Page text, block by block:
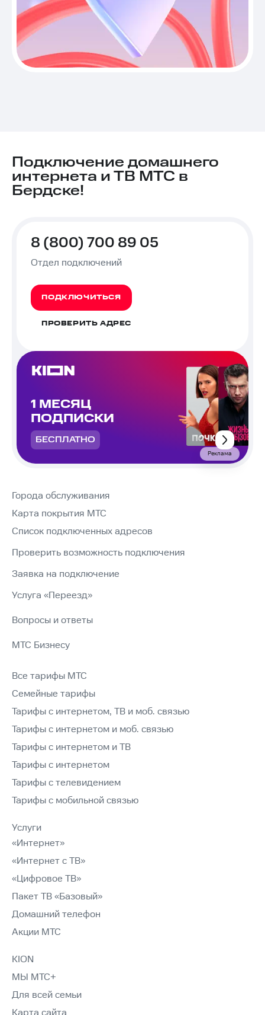
Подключение домашнего
интернета и ТВ МТС в
Бердске!
8 (800) 700 89 05
Отдел подключений
ПОДКЛЮЧИТЬСЯ
ПРОВЕРИТЬ АДРЕС
1 МЕСЯЦ
ПОДПИСКИ
БЕСПЛАТНО
Реклама
Города обслуживания
Карта покрытия МТС
Список подключенных адресов
Проверить возможность подключения
Заявка на подключение
Услуга «Переезд»
Вопросы и ответы
МТС Бизнесу
Все тарифы МТС
Семейные тарифы
Тарифы с интернетом, ТВ и моб. связью
Тарифы с интернетом и моб. связью
Тарифы с интернетом и ТВ
Тарифы с интернетом
Тарифы с телевидением
Тарифы с мобильной связью
Услуги
«Интернет»
«Интернет с ТВ»
«Цифровое ТВ»
Пакет ТВ «Базовый»
Домашний телефон
Акции МТС
KION
МЫ МТС+
Для всей семьи